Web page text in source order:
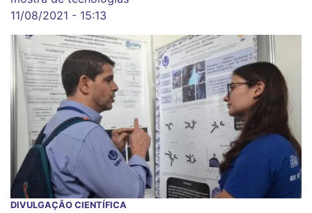
11/08/2021 - 15:13
DIVULGAÇÃO CIENTÍFICA